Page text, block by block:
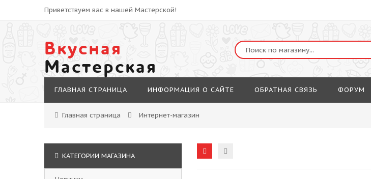
Приветствуем вас в нашей Мастерской!
Вкусная
Мастерская
ГЛАВНАЯ СТРАНИЦА ИНФОРМАЦИЯ О САЙТЕ ОБРАТНАЯ СВЯЗЬ ФОРУМ
Главная страница Интернет-магазин
КАТЕГОРИИ МАГАЗИНА